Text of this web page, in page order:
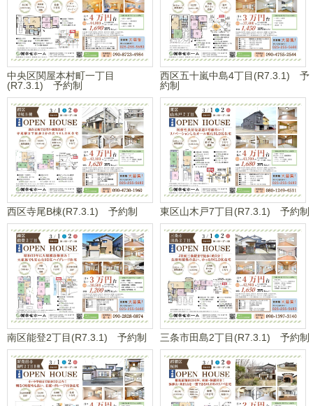
中央区関屋本村町一丁目
(R7.3.1) 予約制
西区五十嵐中島4丁目(R7.3.1) 予
約制
西区寺尾B棟(R7.3.1) 予約制 東区山木戸7丁目(R7.3.1) 予約制
南区能登2丁目(R7.3.1) 予約制 三条市田島2丁目(R7.3.1) 予約制